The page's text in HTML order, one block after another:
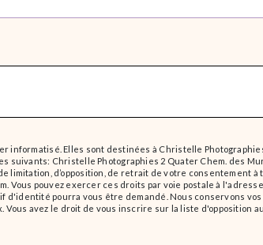
Elles sont destinées à Christelle
Christelle Photographies 2 Quater Chem. des
limitation, d’opposition, de retrait de votre consentement à
Vous pouvez exercer ces droits par voie postale à l'adresse
d'identité pourra vous être demandé. Nous conservons
avez le droit de vous inscrire sur la liste d'opposition